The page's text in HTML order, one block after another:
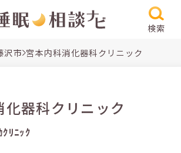
検索
沢市 宮本内科消化器科クリニック
化器科クリニック
ﾘﾆｯｸ